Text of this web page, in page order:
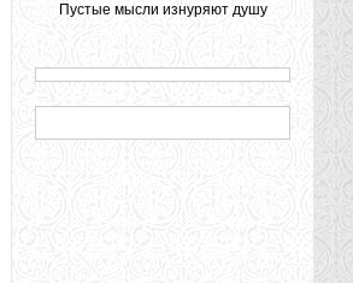
Пустые мысли изнуряют душу